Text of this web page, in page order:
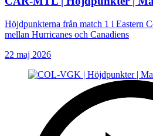
Höjdpunkterna från match 1 i Eastern
mellan Hurricanes och Canadiens
22 maj 2026